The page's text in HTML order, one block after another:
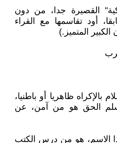
القصيرة جدا، من دون
أود تقاسمها مع القراء
الكبير المتميز.)
بالإكراه ظاهريا أو باطنيا،
الحق هو من آمن، عن
الاسم، هو من درس الكتب